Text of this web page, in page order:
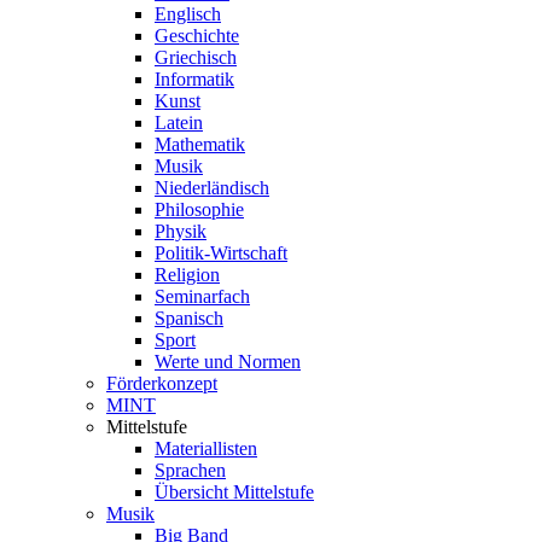
Englisch
Geschichte
Griechisch
Informatik
Kunst
Latein
Mathematik
Musik
Niederländisch
Philosophie
Physik
Politik-Wirtschaft
Religion
Seminarfach
Spanisch
Sport
Werte und Normen
Förderkonzept
MINT
Mittelstufe
Materiallisten
Sprachen
Übersicht Mittelstufe
Musik
Big Band